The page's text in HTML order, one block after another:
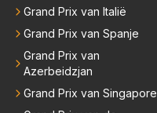
Grand Prix van Italië
Grand Prix van Spanje
Grand Prix van
Azerbeidzjan
Grand Prix van Singapore